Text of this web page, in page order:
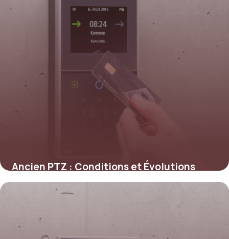
Ancien PTZ : Conditions et Évolutions
4 juin 2026